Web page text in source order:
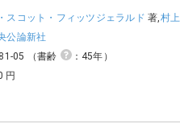
スコット・フィッツジェラルド 著,村
公論新社
05
（書齢
：45年）
円